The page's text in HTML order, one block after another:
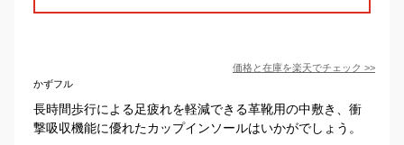
価格と在庫を楽天でチェック >>
かずフル
長時間歩行による足疲れを軽減できる革靴用の中敷き、衝
撃吸収機能に優れたカップインソールはいかがでしょう。